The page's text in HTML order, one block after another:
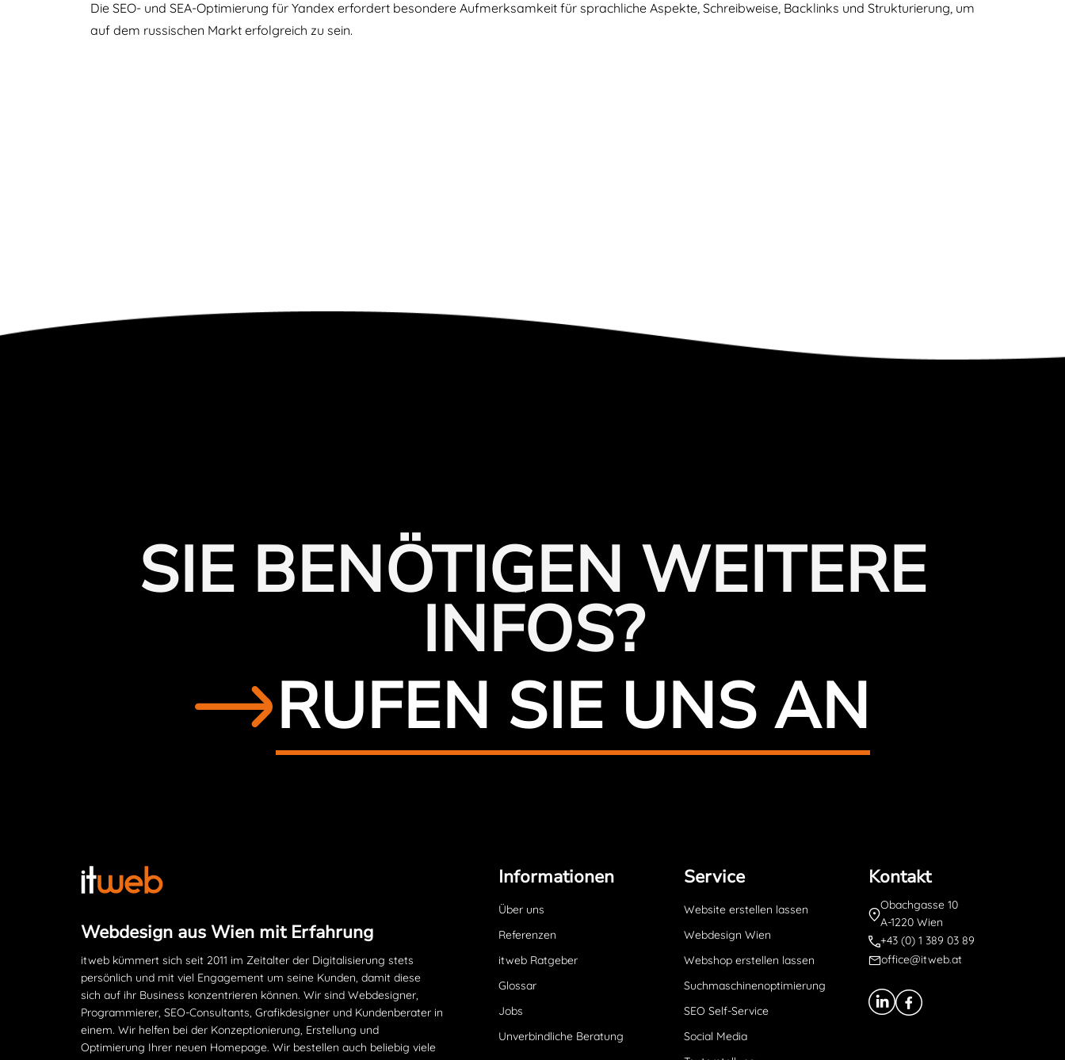
Die SEO- und SEA-Optimierung für Yandex erfordert besondere Aufmerksamkeit für sprachliche Aspekte, Schreibweise, Backlinks und Strukturierung, um
auf dem russischen Markt erfolgreich zu sein.
SIE BENÖTIGEN WEITERE
INFOS?
RUFEN SIE UNS AN
Webdesign aus Wien mit Erfahrung
itweb kümmert sich seit 2011 im Zeitalter der Digitalisierung stets
persönlich und mit viel Engagement um seine Kunden, damit diese
sich auf ihr Business konzentrieren können. Wir sind Webdesigner,
Programmierer, SEO-Consultants, Grafikdesigner und Kundenberater in
einem. Wir helfen bei der Konzeptionierung, Erstellung und
Optimierung Ihrer neuen Homepage. Wir bestellen auch beliebig viele
Informationen
Über uns
Referenzen
itweb Ratgeber
Glossar
Jobs
Unverbindliche Beratung
Service
Website erstellen lassen
Webdesign Wien
Webshop erstellen lassen
Suchmaschinenoptimierung
SEO Self-Service
Social Media
Kontakt
Obachgasse 10
A-1220 Wien
+43 (0) 1 389 03 89
office@itweb.at